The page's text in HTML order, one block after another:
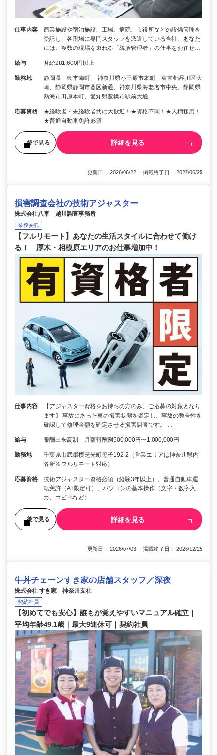
仕事内容
商業施設や宿泊施設、工場、病院、市役所などの設備管理を
受託し、各現場に専門スタッフを派遣している当社。あなた
には、複数の現場を束ねる「統括管理者」の仕事をお任せ…
給与 月給281,600円以上
勤務地
静岡県三島市南町、 神奈川県小田原市本町、東京都品川区大
崎、静岡県静岡市葵区新通、神奈川県海老名市中央、静岡県
熱海市田原本町、愛知県豊橋市駅前大通
応募資格
★経験者・未経験者共に大歓迎！★資格不問！★人柄採用！
★普通自動車免許必須
後で見る 詳細を見る
更新日： 2026/06/22 掲載終了日： 2027/06/25
損害調査会社の技術アジャスター
株式会社八車 越川調査事務所
業務委託
【フルリモート】あなたの生活スタイルに合わせて働け
る！ 厚木・相模原エリアのお仕事増加中！
仕事内容
【アジャスター資格をお持ちの方のみ、ご応募の対象となり
ます】 事故にあった車の損害状態を鑑定し、事故の整合性を
確認して修理金額を確定させる損害調査です。 …
給与 報酬出来高制 月額報酬例500,000円〜1,000,000円
勤務地
千葉県山武郡横芝光町母子192-2（営業エリアは神奈川県内
各所※フルリモート対応）
応募資格
技術アジャスター資格必須（経験3年以上）、普通自動車運
転免許（AT限定可）、パソコンの基本操作（文字・数字入
力、コピペなど）
後で見る 詳細を見る
更新日： 2026/07/03 掲載終了日： 2026/12/25
牛丼チェーンすき家の店舗スタッフ／深夜
株式会社 すき家 神奈川支社
契約社員
【初めてでも安心】誰もが覚えやすいマニュアル確立｜
平均年齢49.1歳｜最大9連休可｜契約社員